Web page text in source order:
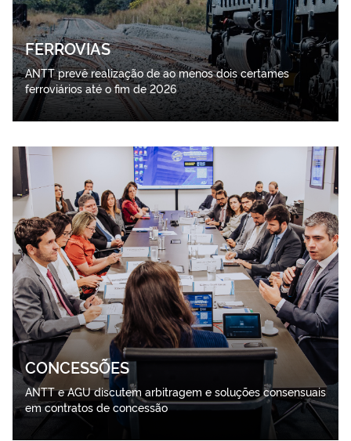
FERROVIAS
ANTT prevê realização de ao menos dois certames
ferroviários até o fim de 2026
CONCESSÕES
ANTT e AGU discutem arbitragem e soluções consensuais
em contratos de concessão